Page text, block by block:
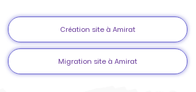
Création site à Amirat
Migration site à Amirat